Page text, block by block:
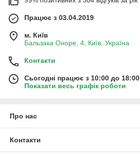
Працює з 03.04.2019
м. Київ
Бальзака Оноре, 4, Київ, Україна
Контакти
Сьогодні працює з 10:00 до 18:00
Показати весь графік роботи
Про нас
Контакти